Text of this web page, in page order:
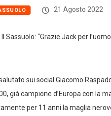
21 Agosto 2022
sui social Giacomo
già campione d’Europa con la
per 11 anni la maglia